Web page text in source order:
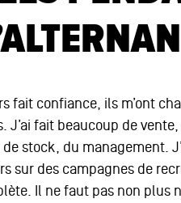
fait confiance, ils m’ont
J’ai fait beaucoup de
stock, du management.
sur des campagnes de
Il ne faut pas non plus